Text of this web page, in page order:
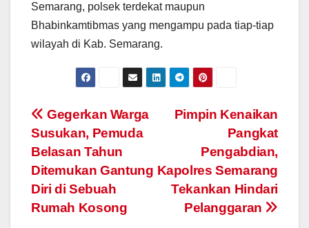
Semarang, polsek terdekat maupun
Bhabinkamtibmas yang mengampu pada tiap-tiap
wilayah di Kab. Semarang.
Post
navigation
Pimpin Kenaikan
Pangkat
Pengabdian,
Kapolres Semarang
Tekankan Hindari
Pelanggaran
Gegerkan Warga
Susukan, Pemuda
Belasan Tahun
Ditemukan Gantung
Diri di Sebuah
Rumah Kosong